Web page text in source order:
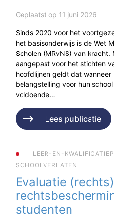
Geplaatst op 11 juni 2026
Sinds 2020 voor het
het basisonderwijs is de Wet
Scholen (MRvNS) van
aangepast voor het stichten
hoofdlijnen geldt dat
belangstelling voor hun
voldoende…
Lees publicatie
LEER-EN-
SCHOOLVERLATEN
Evaluatie
studenten